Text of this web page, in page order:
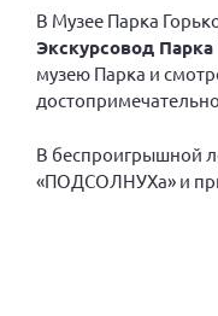
В Музее Парка
Экскурсовод Парка
музею Парка и
В беспроигрышной
«ПОДСОЛНУХа» и